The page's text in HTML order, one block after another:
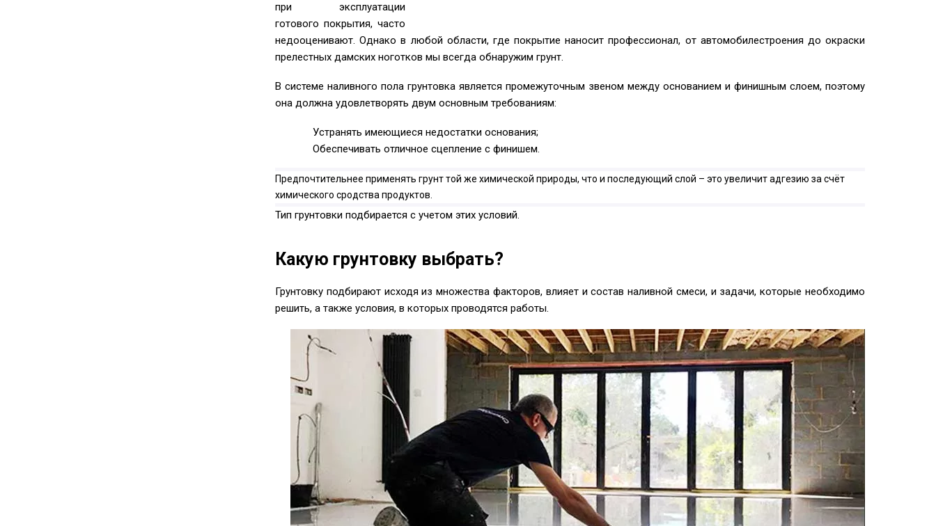
при эксплуатации
готового покрытия, часто
недооценивают. Однако в любой области, где покрытие наносит профессионал, от автомобилестроения до окраски
прелестных дамских ноготков мы всегда обнаружим грунт.
В системе наливного пола грунтовка является промежуточным звеном между основанием и финишным слоем, поэтому
она должна удовлетворять двум основным требованиям:
Устранять имеющиеся недостатки основания;
Обеспечивать отличное сцепление с финишем.
Предпочтительнее применять грунт той же химической природы, что и последующий слой – это увеличит адгезию за счёт
химического сродства продуктов.
Тип грунтовки подбирается с учетом этих условий.
Какую грунтовку выбрать?
Грунтовку подбирают исходя из множества факторов, влияет и состав наливной смеси, и задачи, которые необходимо
решить, а также условия, в которых проводятся работы.